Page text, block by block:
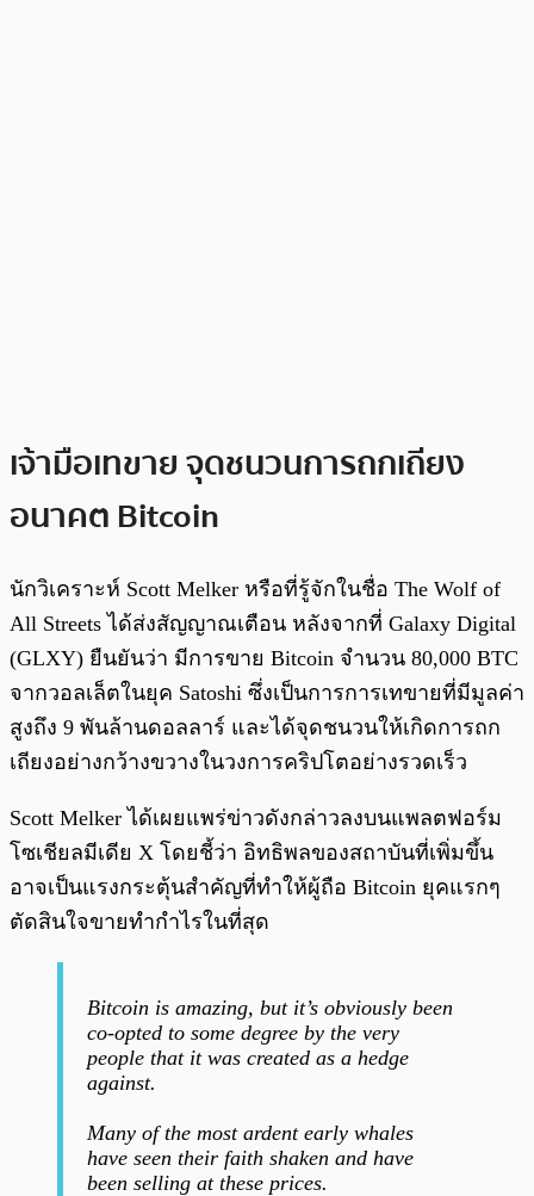
เจ้ามือเทขาย จุดชนวนการถกเถียง
อนาคต Bitcoin
นักวิเคราะห์ Scott Melker หรือที่รู้จักในชื่อ The Wolf of
All Streets ได้ส่งสัญญาณเตือน หลังจากที่ Galaxy Digital
(GLXY) ยืนยันว่า มีการขาย Bitcoin จำนวน 80,000 BTC
จากวอลเล็ตในยุค Satoshi ซึ่งเป็นการการเทขายที่มีมูลค่า
สูงถึง 9 พันล้านดอลลาร์ และได้จุดชนวนให้เกิดการถก
เถียงอย่างกว้างขวางในวงการคริปโตอย่างรวดเร็ว
Scott Melker ได้เผยแพร่ข่าวดังกล่าวลงบนแพลตฟอร์ม
โซเชียลมีเดีย X โดยชี้ว่า อิทธิพลของสถาบันที่เพิ่มขึ้น
อาจเป็นแรงกระตุ้นสำคัญที่ทำให้ผู้ถือ Bitcoin ยุคแรกๆ
ตัดสินใจขายทำกำไรในที่สุด
Bitcoin is amazing, but it’s obviously been
co-opted to some degree by the very
people that it was created as a hedge
against.
Many of the most ardent early whales
have seen their faith shaken and have
been selling at these prices.